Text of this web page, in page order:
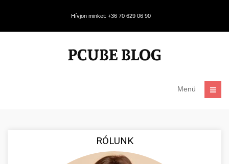
Hívjon minket: +36 70 629 06 90
Menü
RÓLUNK